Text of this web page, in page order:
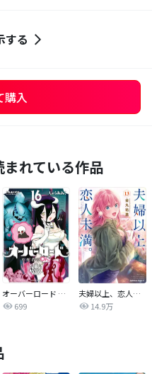
する
購入
れている作品
オーバーロード 不死者のOh!
699
夫婦以上、恋人未満。【分冊版】
14.9万